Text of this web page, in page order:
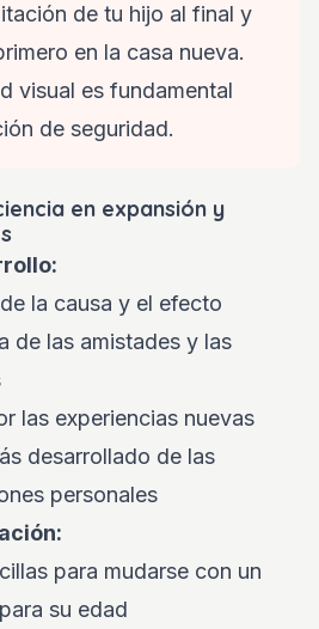
de tu hijo al final y
en la casa nueva.
visual es fundamental
de seguridad.
en expansión y
la causa y el efecto
de las amistades y las
las experiencias nuevas
desarrollado de las
personales
para mudarse con un
su edad